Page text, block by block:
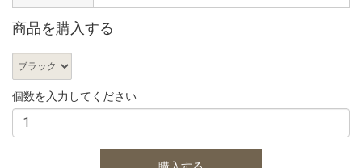
商品を購入する
個数を入力してください